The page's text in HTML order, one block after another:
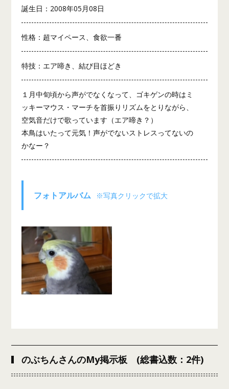
誕生日：2008年05月08日
性格：超マイペース、食欲一番
特技：エア啼き、結び目ほどき
１月中旬頃から声がでなくなって、ゴキゲンの時はミ
ッキーマウス・マーチを首振りリズムをとりながら、
空気音だけで歌っています（エア啼き？）
本鳥はいたって元気！声がでないストレスってないの
かなー？
フォトアルバム ※写真クリックで拡大
のぶちんさんのMy掲示板 (総書込数：2件)